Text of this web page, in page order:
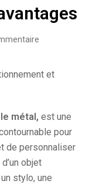
et
le métal,est une
pour
de personnaliser
objet
stylo, une